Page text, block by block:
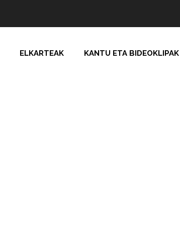
ELKARTEAK KANTU ETA BIDEOKLIPAK